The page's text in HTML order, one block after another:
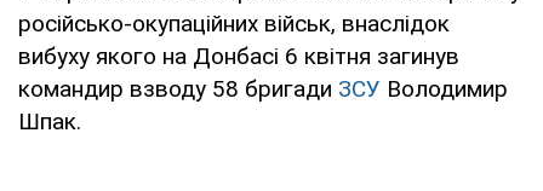
російсько-окупаційних військ, внаслідок
вибуху якого на Донбасі 6 квітня загинув
командир взводу 58 бригади ЗСУ Володимир
Шпак.